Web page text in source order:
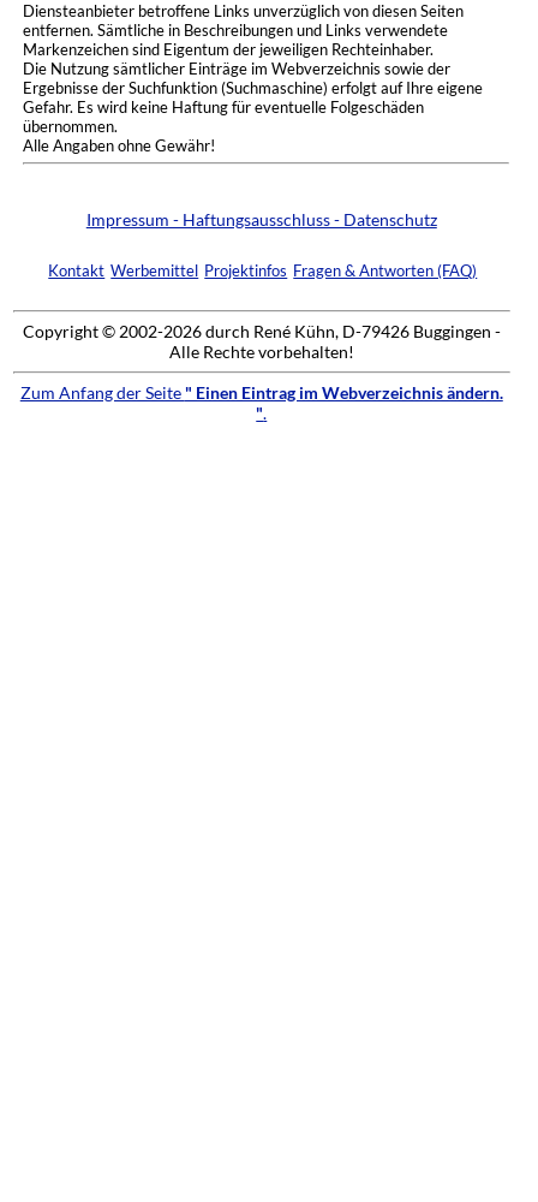
Diensteanbieter betroffene Links unverzüglich von diesen Seiten
entfernen. Sämtliche in Beschreibungen und Links verwendete
Markenzeichen sind Eigentum der jeweiligen Rechteinhaber.
Die Nutzung sämtlicher Einträge im Webverzeichnis sowie der
Ergebnisse der Suchfunktion (Suchmaschine) erfolgt auf Ihre eigene
Gefahr. Es wird keine Haftung für eventuelle Folgeschäden
übernommen.
Alle Angaben ohne Gewähr!
Impressum - Haftungsausschluss - Datenschutz
Kontakt Werbemittel Projektinfos Fragen & Antworten (FAQ)
Copyright © 2002-2026 durch René Kühn, D-79426 Buggingen -
Alle Rechte vorbehalten!
Zum Anfang der Seite " Einen Eintrag im Webverzeichnis ändern.
".